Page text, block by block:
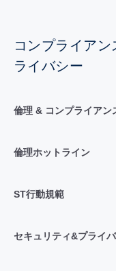
コンプライア
ライバシー
倫理 & コンプライアン
倫理ホットライン
ST行動規範
セキュリティ&プライ